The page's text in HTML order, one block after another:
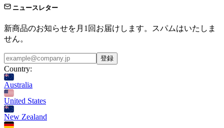
ニュースレター
新商品のお知らせを月1回お届けします。スパムはいたしま
せん。
登録
Country:
Australia
United States
New Zealand